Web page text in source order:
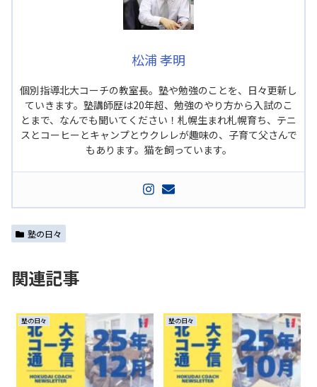
松浦 孝明
個別指導北大コーチの教室長。塾や勉強のことを、日々更新し
ていきます。塾講師歴は20年超、勉強のやり方から入試のこ
とまで、なんでも聞いてください！札幌生まれ札幌育ち、テニ
スとコーヒーとキャンプとウクレレが趣味の、子育て父さんで
もあります。猫を飼っています。
塾の日々
関連記事
塾の日々 塾の日々